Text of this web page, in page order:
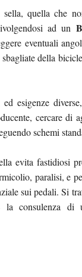
quella che
ad un
eventuali
della
esigenze
cercare di
schemi
evita fastidiosi
paralisi, e
sui pedali. Si
la consulenza